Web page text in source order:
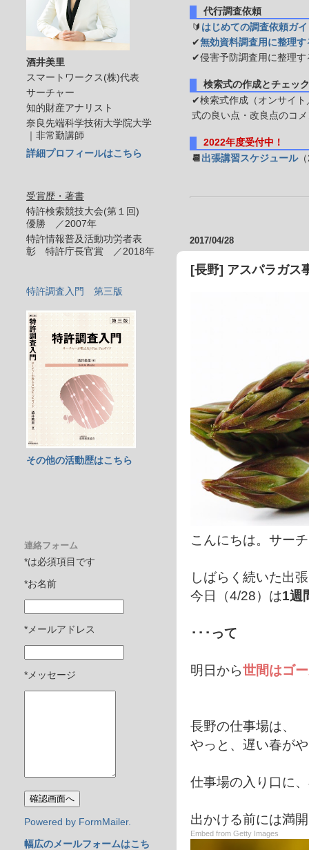
代行調査依頼
🔰 はじめての調査依頼ガ
✔無効資料調査用に整理
✔侵害予防調査用に整理す
検索式の作成とチェック
✔検索式作成（オンサイト
式の良い点・改良点のコ
2022年度受付中！
📆 出張講習スケジュール
2017/04/28
[長野] アスパラガス
こんにちは。サー
しばらく続いた出
今日（4/28）は1週
･･･って
明日から世間はゴ
長野の仕事場は、
やっと、遅い春が
仕事場の入り口に
出かける前には満
Embed from Getty Images
酒井美里
スマートワークス(株)代表
サーチャー
知的財産アナリスト
奈良先端科学技術大学院大学
｜非常勤講師
詳細プロフィールはこちら
受賞歴・著書
特許検索競技大会(第１回)
優勝 ／2007年
特許情報普及活動功労者表
彰 特許庁長官賞 ／2018年
特許調査入門 第三版
その他の活動歴はこちら
連絡フォーム
*は必須項目です
*お名前
*メールアドレス
*メッセージ
Powered by FormMailer.
幅広のメールフォームはこち